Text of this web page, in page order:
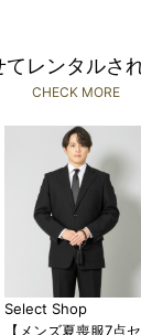
てレンタルさ
CHECK MORE
Select Shop
【メンズ夏喪服7点セ